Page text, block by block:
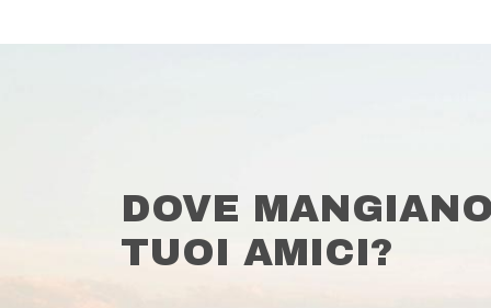
DOVE
TUOI AMICI?